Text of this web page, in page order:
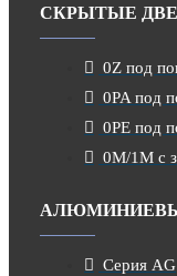
СКРЫТЫЕ
0Z под
0PA под
0PE под
0M/1M с
Серия AG